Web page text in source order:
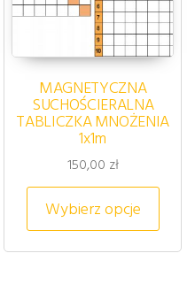
ma wiele
MAGNETYCZNA
SUCHOŚCIERALNA
TABLICZKA MNOŻENIA
1x1m
150,00 zł
Wybierz opcje
Ten